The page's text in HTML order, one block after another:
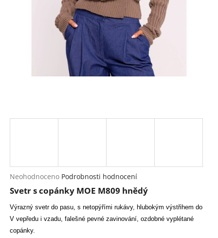
Průměrné
produktu
je
0,0
z
5
Neohodnoceno Podrobnosti hodnocení
Svetr s copánky MOE M809 hnědý
Výrazný svetr do pasu, s netopýřími rukávy, hlubokým výstřihem do
V vepředu i vzadu, falešné pevné zavinování, ozdobné vyplétané
copánky.
o
p
o
u
č
u